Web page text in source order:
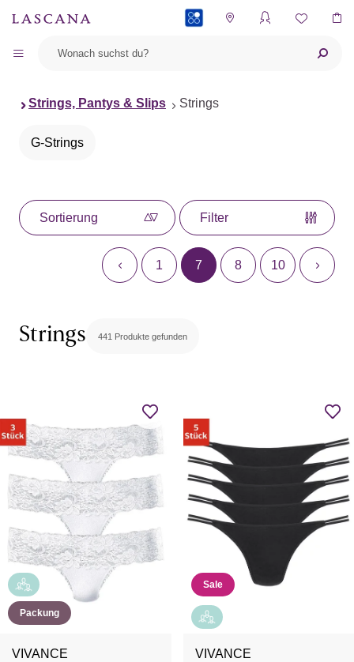
Strings, Pantys & Slips Strings
G-Strings
Sortierung Filter
1 7 8 10
Strings 441 Produkte gefunden
Packung
VIVANCE
Sale
VIVANCE